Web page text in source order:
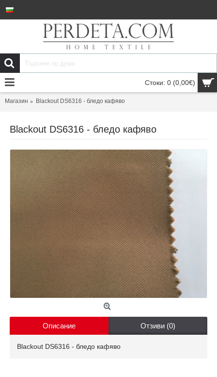
Стоки: 0 (0,00€)
Магазин Blackout DS6316 - бледо кафяво
Blackout DS6316 - бледо кафяво
Описание Отзиви (0)
Blackout DS6316 - бледо кафяво